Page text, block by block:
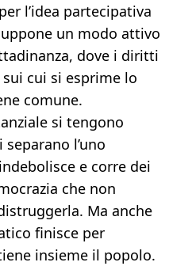
l’idea partecipativa
un modo attivo
dove i diritti
cui si esprime lo
comune.
si tengono
l’uno
e corre dei
che non
Ma anche
finisce per
insieme il popolo.